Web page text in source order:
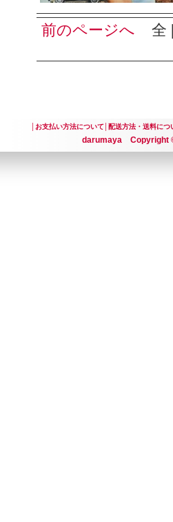
前のページへ 全
お支払い方法について│ 配送方法・送料につ
darumaya Copyright